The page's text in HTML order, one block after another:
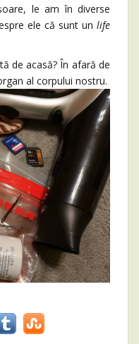
le am în diverse
ele că sunt un life
acasă? În afară de
al corpului nostru.